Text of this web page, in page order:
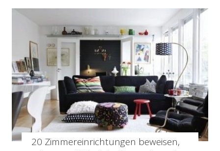
20 Zimmereinrichtungen beweisen,